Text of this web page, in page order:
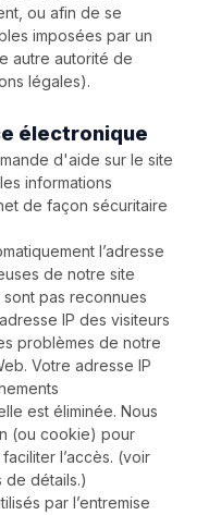
ou afin de se
imposées par un
autre autorité de
légales).
électronique
d'aide sur le site
informations
de façon sécuritaire
l’adresse
de notre site
pas reconnues
IP des visiteurs
problèmes de notre
Votre adresse IP
est éliminée. Nous
(ou cookie) pour
l’accès. (voir
détails.)
par l’entremise